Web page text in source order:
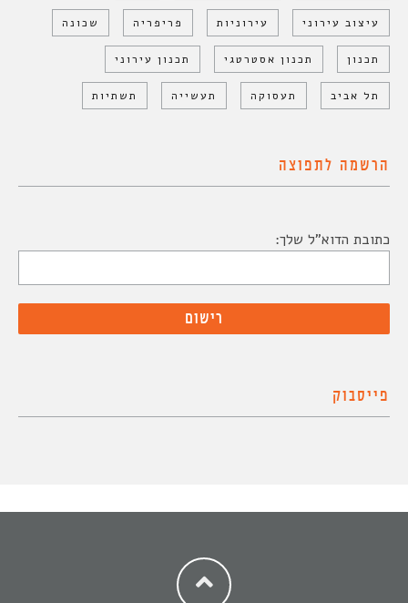
עיצוב עירוני עירוניות פריפריה שכונה
תכנון תכנון אסטרטגי תכנון עירוני
תל אביב תעסוקה תעשייה תשתיות
הרשמה לתפוצה
כתובת הדוא"ל שלך:
פייסבוק